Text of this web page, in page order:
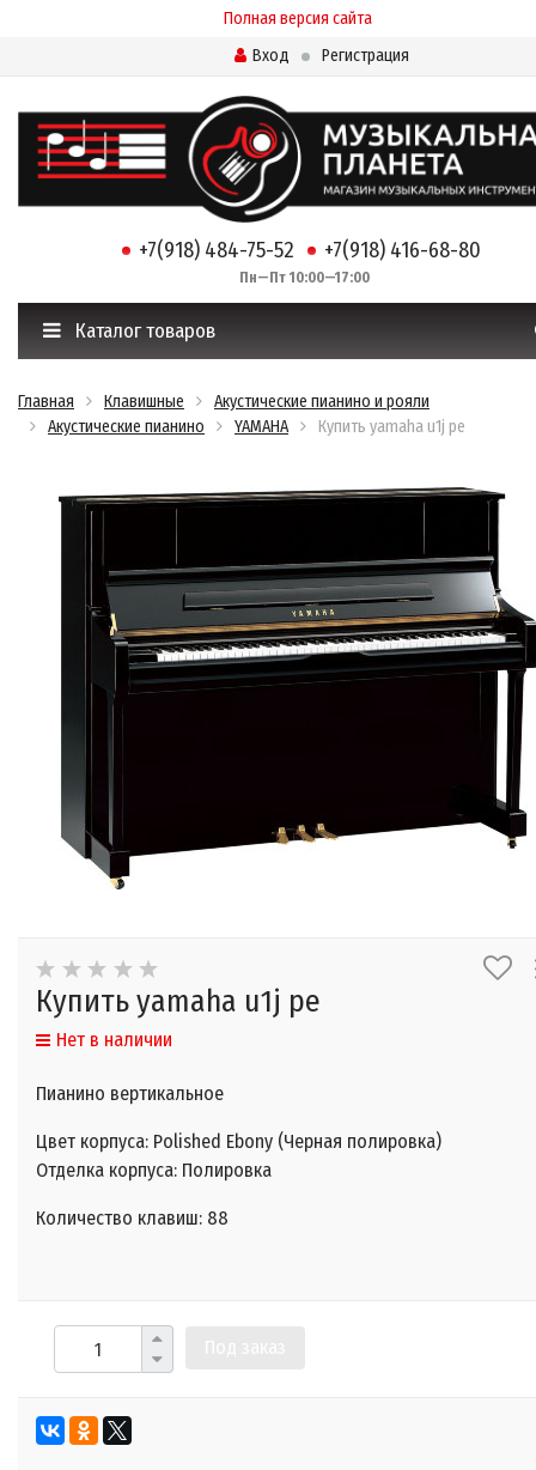
Полная версия сайта
Вход
Регистрация
+7(918) 484-75-52 +7(918) 416-68-80
Пн—Пт 10:00—17:00
Каталог товаров
Главная Клавишные
Акустические пианино и рояли
Акустические пианино
YAMAHA Купить yamaha u1j pe
Купить yamaha u1j pe
Нет в наличии
Пианино вертикальное
Цвет корпуса: Polished Ebony (Черная полировка)
Отделка корпуса: Полировка
Количество клавиш: 88